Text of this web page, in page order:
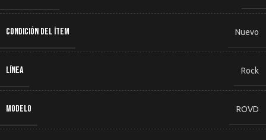
CONDICIÓN DEL ÍTEM Nuevo
LÍNEA Rock
MODELO ROVD